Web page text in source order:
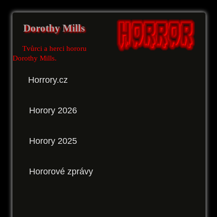
Dorothy Mills
Tvůrci a herci hororu
Dorothy Mills.
Horrory.cz
Horory 2026
Horory 2025
Hororové zprávy